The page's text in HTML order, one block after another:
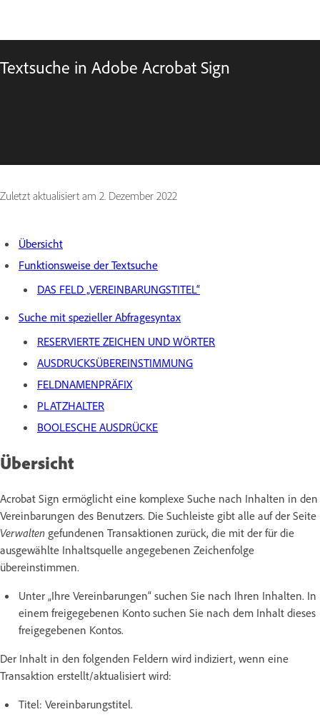
Textsuche in Adobe Acrobat Sign
Zuletzt aktualisiert am 2. Dezember 2022
Übersicht
Funktionsweise der Textsuche
DAS FELD „VEREINBARUNGSTITEL“
Suche mit spezieller Abfragesyntax
RESERVIERTE ZEICHEN UND WÖRTER
AUSDRUCKSÜBEREINSTIMMUNG
FELDNAMENPRÄFIX
PLATZHALTER
BOOLESCHE AUSDRÜCKE
Übersicht
Acrobat Sign ermöglicht eine komplexe Suche nach Inhalten in den
Vereinbarungen des Benutzers. Die Suchleiste gibt alle auf der Seite
Verwalten gefundenen Transaktionen zurück, die mit der für die
ausgewählte Inhaltsquelle angegebenen Zeichenfolge
übereinstimmen.
Unter „Ihre Vereinbarungen“ suchen Sie nach Ihren Inhalten. In
einem freigegebenen Konto suchen Sie nach dem Inhalt dieses
freigegebenen Kontos.
Der Inhalt in den folgenden Feldern wird indiziert, wenn eine
Transaktion erstellt/aktualisiert wird:
Titel: Vereinbarungstitel.